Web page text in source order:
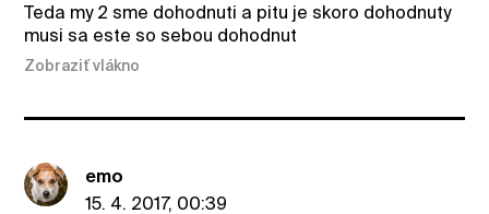
Teda my 2 sme dohodnuti a pitu je skoro dohodnuty
musi sa este so sebou dohodnut
Zobraziť vlákno
emo
15. 4. 2017, 00:39